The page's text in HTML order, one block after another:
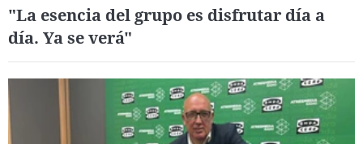
"La esencia del grupo es disfrutar día a
día. Ya se verá"